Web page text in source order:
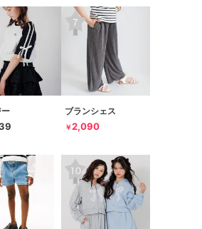
ブランシェス
￥2,090